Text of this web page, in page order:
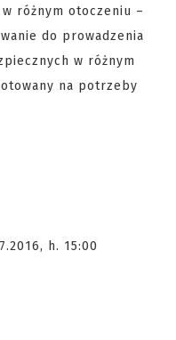
różnym otoczeniu –
do prowadzenia
w różnym
na potrzeby
h. 15:00